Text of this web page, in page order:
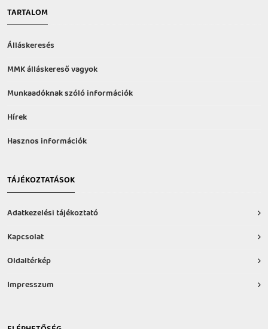
TARTALOM
Álláskeresés
MMK álláskereső vagyok
Munkaadóknak szóló információk
Hírek
Hasznos információk
TÁJÉKOZTATÁSOK
Adatkezelési tájékoztató
Kapcsolat
Oldaltérkép
Impresszum